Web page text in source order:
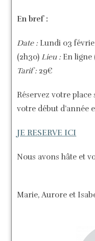
En bref :
Date : Lundi 03
(2h30)Lieu : En ligne
Tarif : 29€
Réservez votre
votre début d’année
JE RESERVE ICI
Nous avons hâte et
Marie, Aurore et